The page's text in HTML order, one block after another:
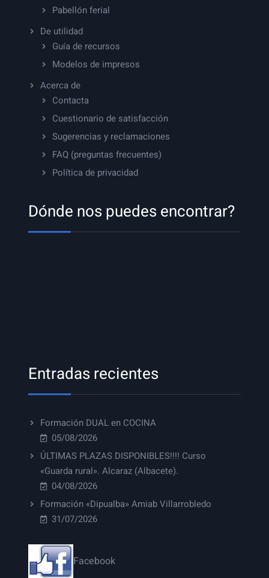
Pabellón ferial
De utilidad
Guía de recursos
Modelos de impresos
Acerca de
Contacta
Cuestionario de satisfacción
Sugerencias y reclamaciones
FAQ (preguntas frecuentes)
Política de privacidad
Dónde nos puedes encontrar?
Entradas recientes
Formación DUAL en COCINA
05/08/2026
ÚLTIMAS PLAZAS DISPONIBLES!!!! Curso
«Guarda rural». Alcaraz (Albacete).
04/08/2026
Formación «Dipualba» Amiab Villarrobledo
31/07/2026
Facebook